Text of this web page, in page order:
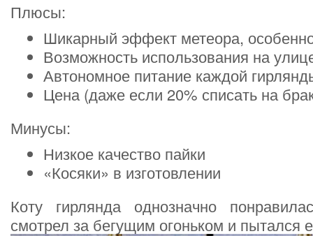
Плюсы:
Шикарный эффект метеора,
Возможность использования на
Автономное питание каждой
Цена (даже если 20% списать на
Минусы:
Низкое качество пайки
«Косяки» в изготовлении
Коту гирлянда однозначно
смотрел за бегущим огоньком и пытался